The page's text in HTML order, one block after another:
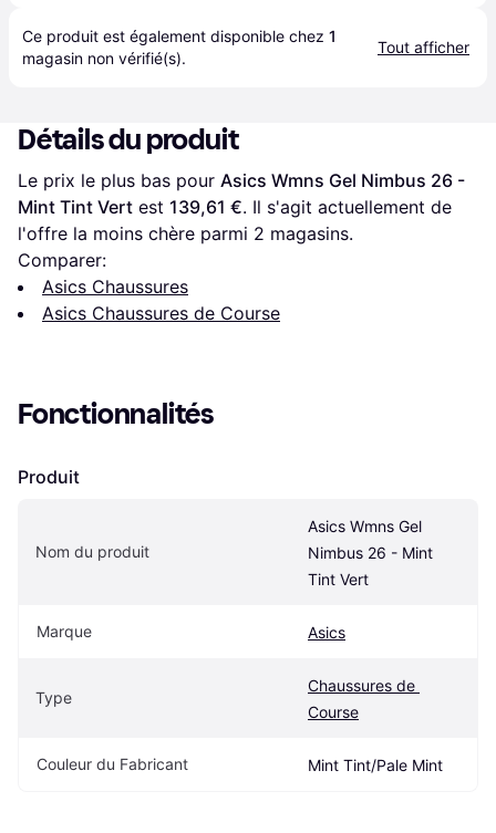
Ce produit est également disponible chez 1
magasin non vérifié(s).
Tout afficher
Détails du produit
Le prix le plus bas pour Asics Wmns Gel Nimbus 26 -
Mint Tint Vert est 139,61 €. Il s'agit actuellement de
l'offre la moins chère parmi 2 magasins.
Comparer:
Asics Chaussures
Asics Chaussures de Course
Fonctionnalités
Produit
Nom du produit
Asics Wmns Gel
Nimbus 26 - Mint
Tint Vert
Marque Asics
Type
Chaussures de
Course
Couleur du Fabricant Mint Tint/Pale Mint